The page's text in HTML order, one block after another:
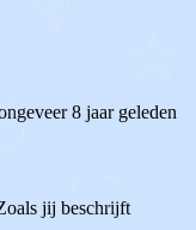
8 jaar geleden
jij beschrijft